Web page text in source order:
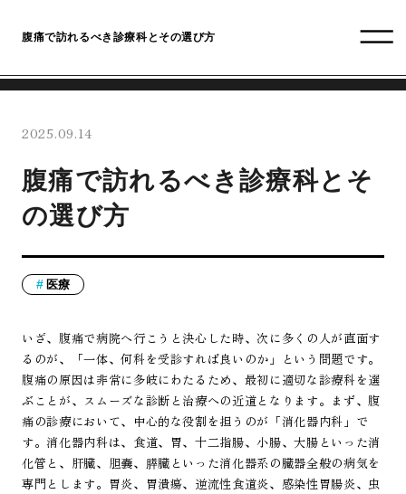
腹痛で訪れるべき診療科とその選び方
2025.09.14
腹痛で訪れるべき診療科とそ
の選び方
医療
いざ、腹痛で病院へ行こうと決心した時、次に多くの人が直面す
るのが、「一体、何科を受診すれば良いのか」という問題です。
腹痛の原因は非常に多岐にわたるため、最初に適切な診療科を選
ぶことが、スムーズな診断と治療への近道となります。まず、腹
痛の診療において、中心的な役割を担うのが「消化器内科」で
す。消化器内科は、食道、胃、十二指腸、小腸、大腸といった消
化管と、肝臓、胆嚢、膵臓といった消化器系の臓器全般の病気を
専門とします。胃炎、胃潰瘍、逆流性食道炎、感染性胃腸炎、虫